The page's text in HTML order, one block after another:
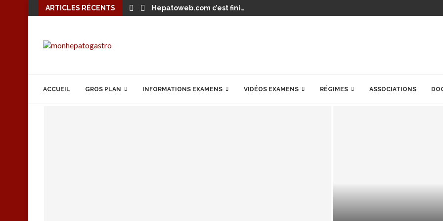
ARTICLES RÉCENTS Hepatoweb.com c’est fini…
ACCUEIL GROS PLAN INFORMATIONS EXAMENS VIDÉOS EXAMENS RÉGIMES ASSOCIATIONS